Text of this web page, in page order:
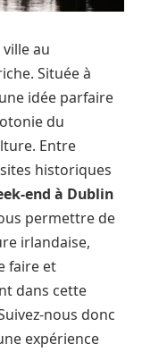
au
Située à
idée parfaire
du
Entre
historiques
end à Dublin
permettre de
irlandaise,
faire et
dans cette
nous donc
expérience